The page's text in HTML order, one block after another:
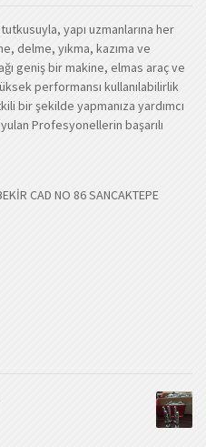
yapı uzmanlarına her
delme, yıkma, kazıma ve
geniş bir makine, elmas araç ve
performansı kullanılabilirlik
bir şekilde yapmanıza yardımcı
Profesyonellerin başarılı
CAD NO 86 SANCAKTEPE